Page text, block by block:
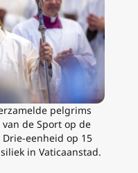
pelgrims
de Sport op de
eenheid op 15
in Vaticaanstad.